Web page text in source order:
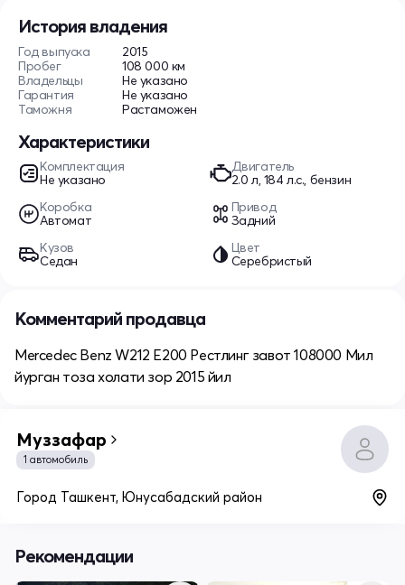
История владения
Год выпуска
2015
Пробег
108 000 км
Владельцы
Не указано
Гарантия
Не указано
Таможня
Растаможен
Характеристики
Комплектация
Не указано
Двигатель
2.0 л, 184 л.с., бензин
Коробка
Автомат
Привод
Задний
Кузов
Седан
Цвет
Серебристый
Комментарий продавца
Mercedec Benz W212 E200 Рестлинг завот 108000 Мил
йурган тоза холати зор 2015 йил
Mуззафар
1 автомобиль
Город Ташкент, Юнусабадский район
Рекомендации